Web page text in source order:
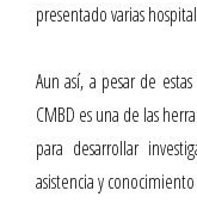
presentado varias
Aun así, a pesar de
CMBD es una de las
para desarrollar
asistencia y